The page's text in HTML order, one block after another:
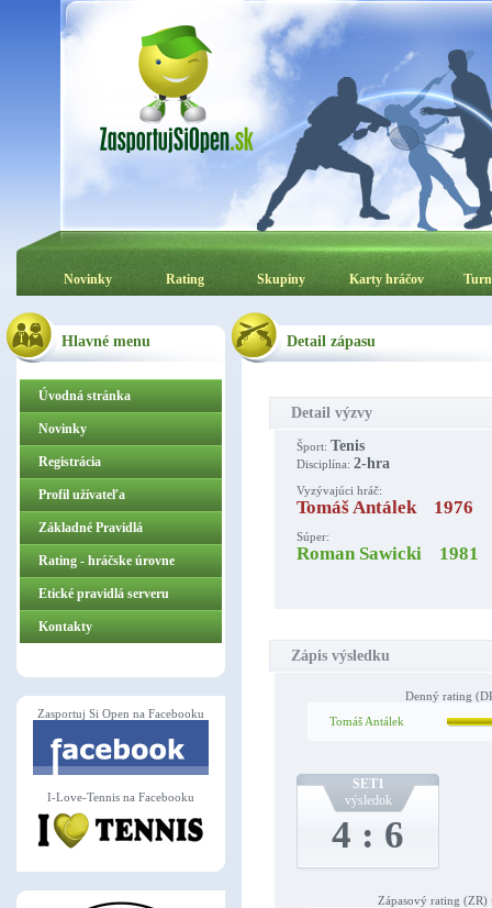
Novinky Rating Skupiny Karty hráčov
Hlavné menu
Úvodná stránka
Novinky
Registrácia
Profil užívateľa
Základné Pravidlá
ZasportujSiOpen.sk
Rating - hráčske úrovne
Etické pravidlá serveru
Kontakty
Zasportuj Si Open na Facebooku
I-Love-Tennis na Facebooku
Detail zápasu
Detail výzvy
Šport: Tenis
Disciplína: 2-hra
Vyzývajúci hráč:
Tomáš Antálek 1976
Súper:
Roman Sawicki 1981
Zápis výsledku
Denný rating
Tomáš Antálek
SET1
výsledok
4 : 6
Zápasový rating